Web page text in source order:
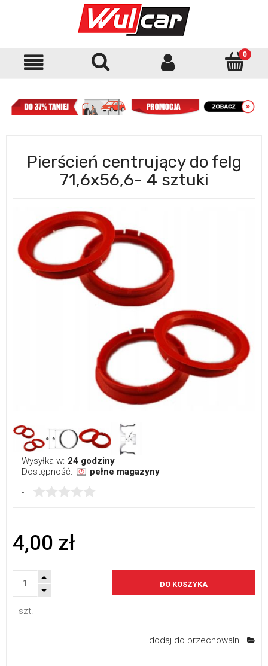
Pierścień centrujący do felg
71,6x56,6- 4 sztuki
Wysyłka w: 24 godziny
Dostępność:
pełne magazyny
-
4,00 zł
szt.
DO KOSZYKA
dodaj do przechowalni